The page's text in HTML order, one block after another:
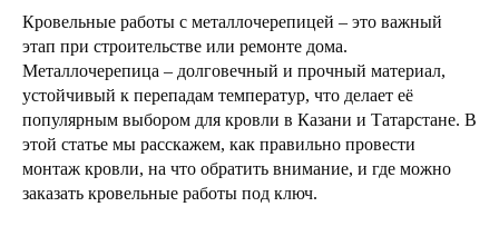
БЛОГ
О КОМПАНИИ
ОТЗЫВЫ
ИНФОРМАЦИЯ
Кровельные работы с металлочерепицей – это важный
этап при строительстве или ремонте дома.
Металлочерепица – долговечный и прочный материал,
устойчивый к перепадам температур, что делает её
популярным выбором для кровли в Казани и Татарстане. В
этой статье мы расскажем, как правильно провести
монтаж кровли, на что обратить внимание, и где можно
заказать кровельные работы под ключ.